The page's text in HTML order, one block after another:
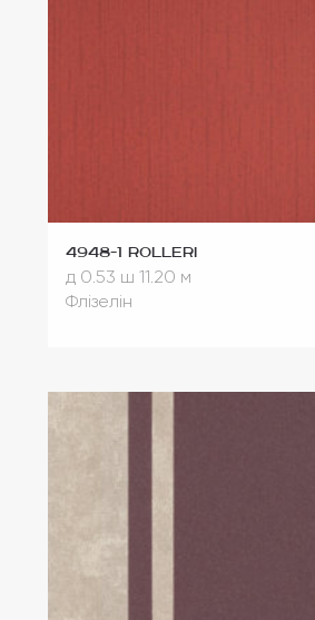
4948-1 Rolleri
д 0.53 ш 11.20 м
Флізелін